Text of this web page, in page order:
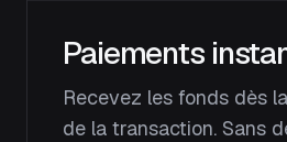
Paiements
Recevez les fonds dès
de la transaction. Sans